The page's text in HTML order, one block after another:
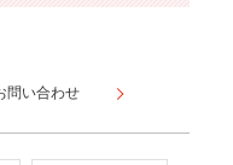
問い合わせ